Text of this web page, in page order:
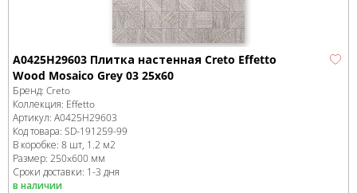
A0425H29603 Плитка настенная Creto Effetto
Wood Mosaico Grey 03 25х60
Бренд: Creto
Коллекция: Effetto
Артикул: A0425H29603
Код товара: SD-191259-99
В коробке: 8 шт, 1.2 м2
Размер: 250x600 мм
Сроки доставки: 1-3 дня
в наличии